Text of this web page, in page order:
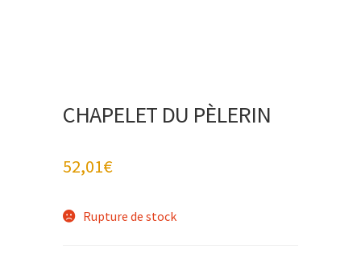
CHAPELET DU PÈLERIN
52,01€
Rupture de stock